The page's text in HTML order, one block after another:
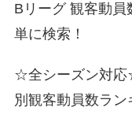
Bリーグ 観客動員
単に検索！
☆全シーズン対応
別観客動員数ラン